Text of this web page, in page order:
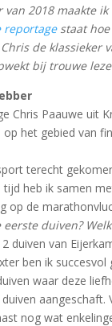
van 2018 maakte
reportagestaat hoe
de klassieker
bij trouwe
Chris Paauwe uit
het gebied van
terecht
tijd heb ik samen
op de
eerste duiven?
duiven van
ben ik
waar deze
nog wat